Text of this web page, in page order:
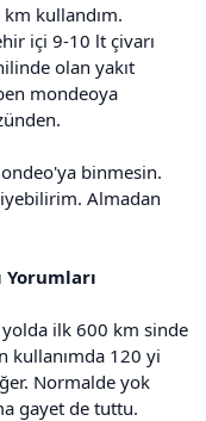
kullandım.
içi 9-10 lt çivarı
olan yakıt
mondeoya
binmesin.
Almadan
Yorumları
yolda ilk 600 km sinde
kullanımda 120 yi
Normalde yok
gayet de tuttu.